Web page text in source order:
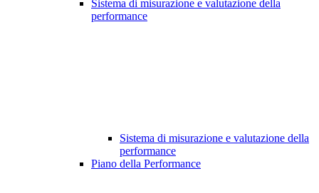
Sistema di misurazione e valutazione della
performance
Sistema di misurazione e valutazione della
performance
Piano della Performance